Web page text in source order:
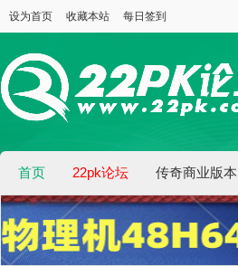
设为首页 收藏本站 每日签到
首页 22pk论坛 传奇商业版本